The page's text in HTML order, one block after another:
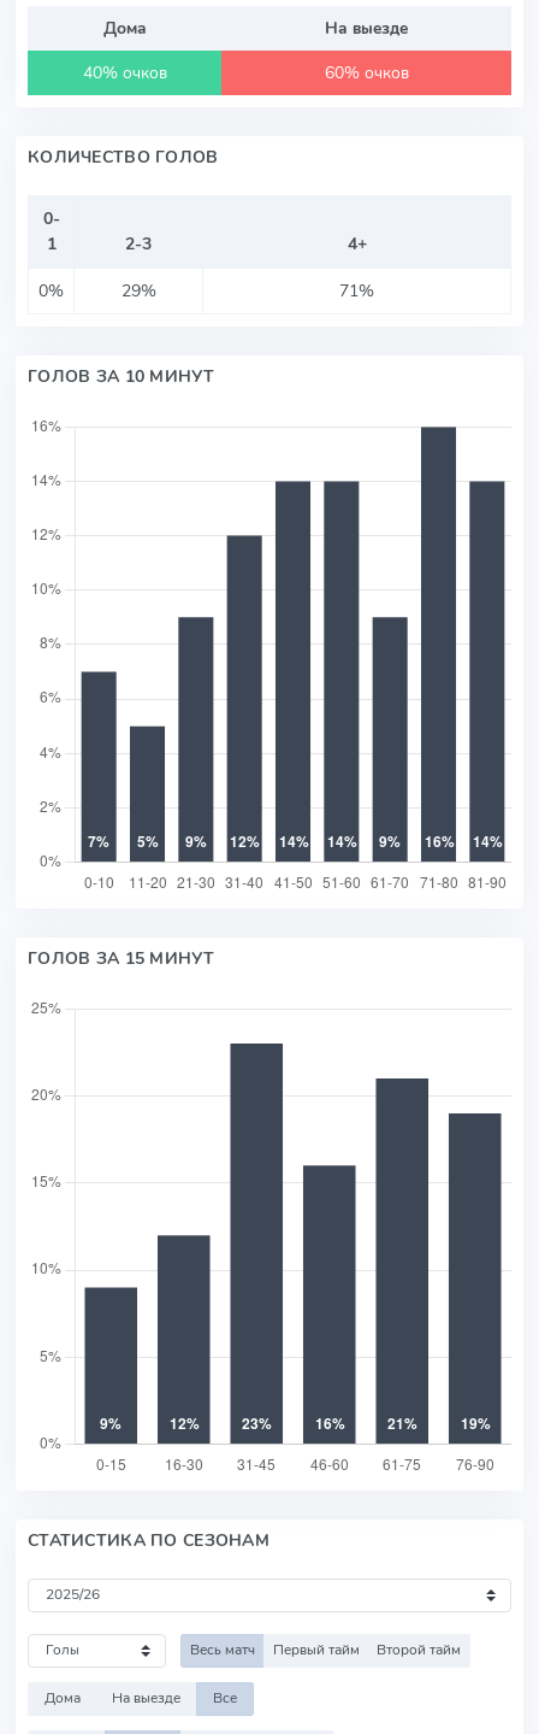
Дома
На выезде
40% очков
60% очков
КОЛИЧЕСТВО ГОЛОВ
0-
1
2-3
4+
0%
29% 71%
ГОЛОВ ЗА 10 МИНУТ
ГОЛОВ ЗА 15 МИНУТ
СТАТИСТИКА ПО СЕЗОНАМ
Весь матч Первый тайм Второй тайм
Дома На выезде Все